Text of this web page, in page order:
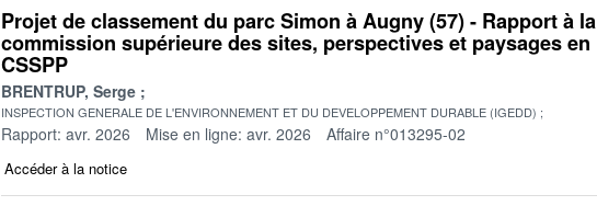
Projet de classement du parc Simon à Augny (57) - Rapport à la
commission supérieure des sites, perspectives et paysages en
CSSPP
BRENTRUP, Serge
INSPECTION GENERALE DE L'ENVIRONNEMENT ET DU DEVELOPPEMENT DURABLE (IGEDD)
Rapport: avr. 2026 Mise en ligne: avr. 2026 Affaire n°013295-02
Accéder à la notice